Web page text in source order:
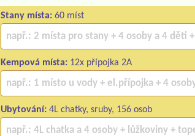
Stany místa: 60 míst
Kempová místa: 12x přípojka 2A
Ubytování: 4L chatky, sruby, 156 osob